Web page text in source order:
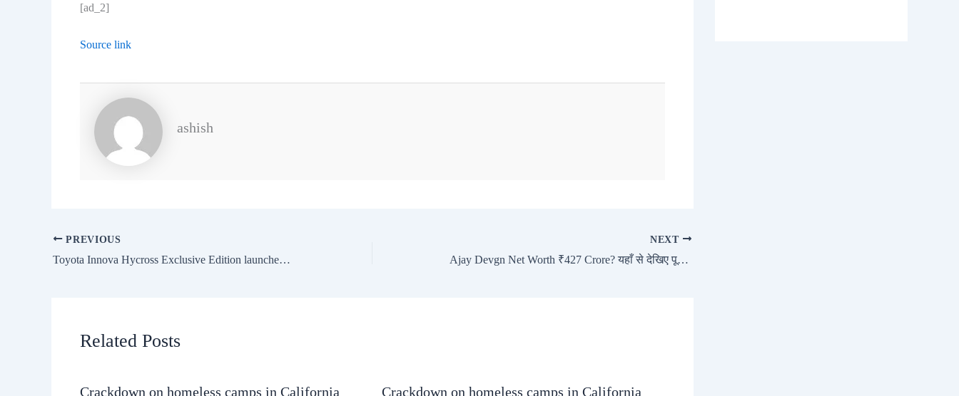
[ad_2]
Source link
ashish
PREVIOUS
Toyota Innova Hycross Exclusive Edition launched for Rs 32.58 lakh
NEXT
Ajay Devgn Net Worth ₹427 Crore? यहाँ से देखिए पूरी जानकारी
Related Posts
Crackdown on homeless camps in California Crackdown on homeless camps in California